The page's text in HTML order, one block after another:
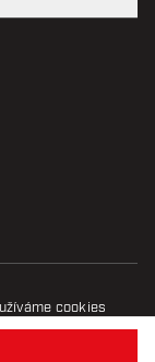
cookies